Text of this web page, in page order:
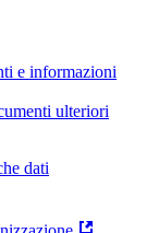
e informazioni
ulteriori
dati